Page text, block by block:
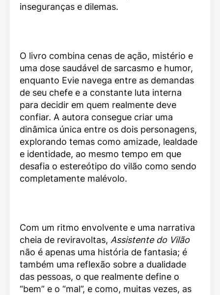
inseguranças e dilemas.
O livro combina cenas de ação, mistério e
uma dose saudável de sarcasmo e humor,
enquanto Evie navega entre as demandas
de seu chefe e a constante luta interna
para decidir em quem realmente deve
confiar. A autora consegue criar uma
dinâmica única entre os dois personagens,
explorando temas como amizade, lealdade
e identidade, ao mesmo tempo em que
desafia o estereótipo do vilão como sendo
completamente malévolo.
Com um ritmo envolvente e uma narrativa
cheia de reviravoltas, Assistente do Vilão
não é apenas uma história de fantasia; é
também uma reflexão sobre a dualidade
das pessoas, o que realmente define o
“bem” e o “mal”, e como, muitas vezes, as